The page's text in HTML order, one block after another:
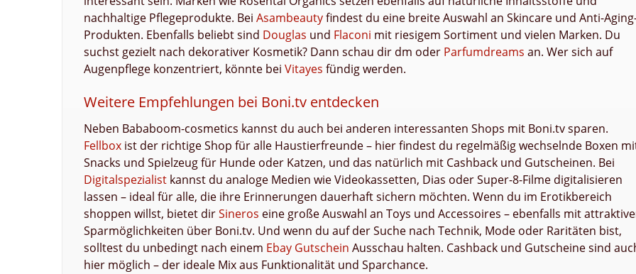
nachhaltige Pflegeprodukte. Bei Asambeautyfindest du eine breite Auswahl an Skincare und Anti-
Produkten. Ebenfalls beliebt sind Douglas und Flaconi mit riesigem Sortiment und vielen Marken. Du
suchst gezielt nach dekorativer Kosmetik? Dann schau dir dm oder Parfumdreams an. Wer sich auf
Augenpflege konzentriert, könnte bei Vitayes fündig werden.
Weitere Empfehlungen bei Boni.tv entdecken
Neben Bababoom-cosmetics kannst du auch bei anderen interessanten Shops mit Boni.tv sparen.
Fellbox ist der richtige Shop für alle Haustierfreunde – hier findest du regelmäßig wechselnde Boxen
Snacks und Spielzeug für Hunde oder Katzen, und das natürlich mit Cashback und Gutscheinen. Bei
Digitalspezialist kannst du analoge Medien wie Videokassetten, Dias oder Super-8-Filme digitalisieren
lassen – ideal für alle, die ihre Erinnerungen dauerhaft sichern möchten. Wenn du im Erotikbereich
shoppen willst, bietet dirSineros eine große Auswahl an Toys und Accessoires – ebenfalls mit
Sparmöglichkeiten über Boni.tv. Und wenn du auf der Suche nach Technik, Mode oder Raritäten bist,
solltest du unbedingt nach einem Ebay Gutschein Ausschau halten. Cashback und Gutscheine sind
hier möglich – der ideale Mix aus Funktionalität und Sparchance.